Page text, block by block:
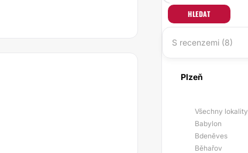
HLEDAT
S recenzemi (8)
Plzeň
Všechny lokality
Babylon
Bdeněves
Běhařov